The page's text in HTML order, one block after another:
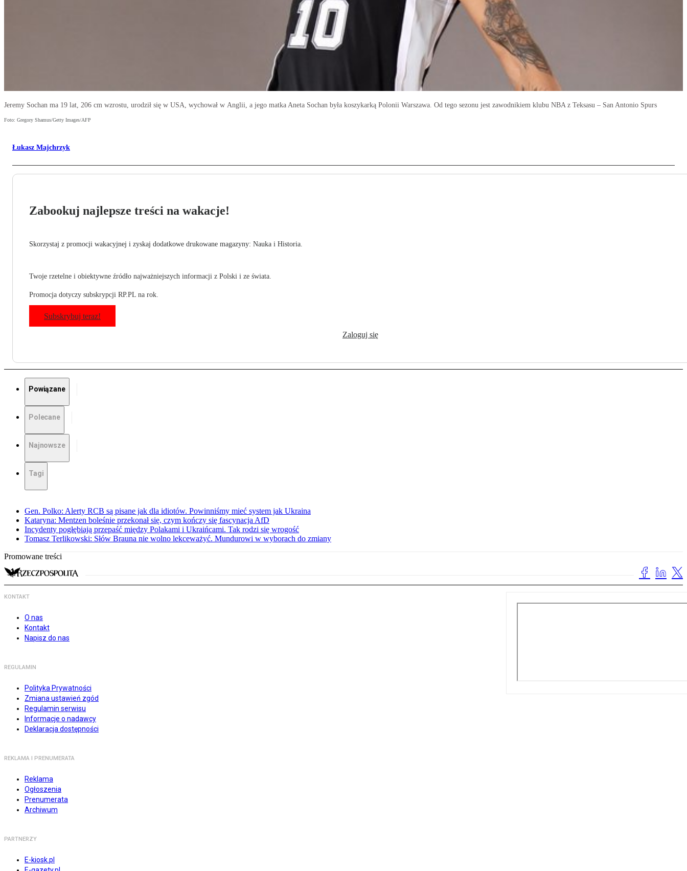
Jeremy Sochan ma 19 lat, 206 cm wzrostu, urodził się w USA, wychował w Anglii, a jego matka Aneta Sochan była koszykarką Polonii Warszawa. Od tego sezonu jest zawodnikiem klubu NBA z Teksasu – San Antonio Spurs
Foto: Gregory Shamus/Getty Images/AFP
Łukasz Majchrzyk
Zabookuj najlepsze treści na wakacje!
Skorzystaj z promocji wakacyjnej i zyskaj dodatkowe drukowane magazyny: Nauka i Historia.
Twoje rzetelne i obiektywne źródło najważniejszych informacji z Polski i ze świata.
Promocja dotyczy subskrypcji RP.PL na rok.
Subskrybuj teraz!
Zaloguj się
Powiązane
Polecane
Najnowsze
Tagi
Gen. Polko: Alerty RCB są pisane jak dla idiotów. Powinniśmy mieć system jak Ukraina
Kataryna: Mentzen boleśnie przekonał się, czym kończy się fascynacja AfD
Incydenty pogłębiają przepaść między Polakami i Ukraińcami. Tak rodzi się wrogość
Tomasz Terlikowski: Słów Brauna nie wolno lekceważyć. Mundurowi w wyborach do zmiany
Promowane treści
KONTAKT
O nas
Kontakt
Napisz do nas
REGULAMIN
Polityka Prywatności
Zmiana ustawień zgód
Regulamin serwisu
Informacje o nadawcy
Deklaracja dostępności
REKLAMA I PRENUMERATA
Reklama
Ogłoszenia
Prenumerata
Archiwum
PARTNERZY
E-kiosk.pl